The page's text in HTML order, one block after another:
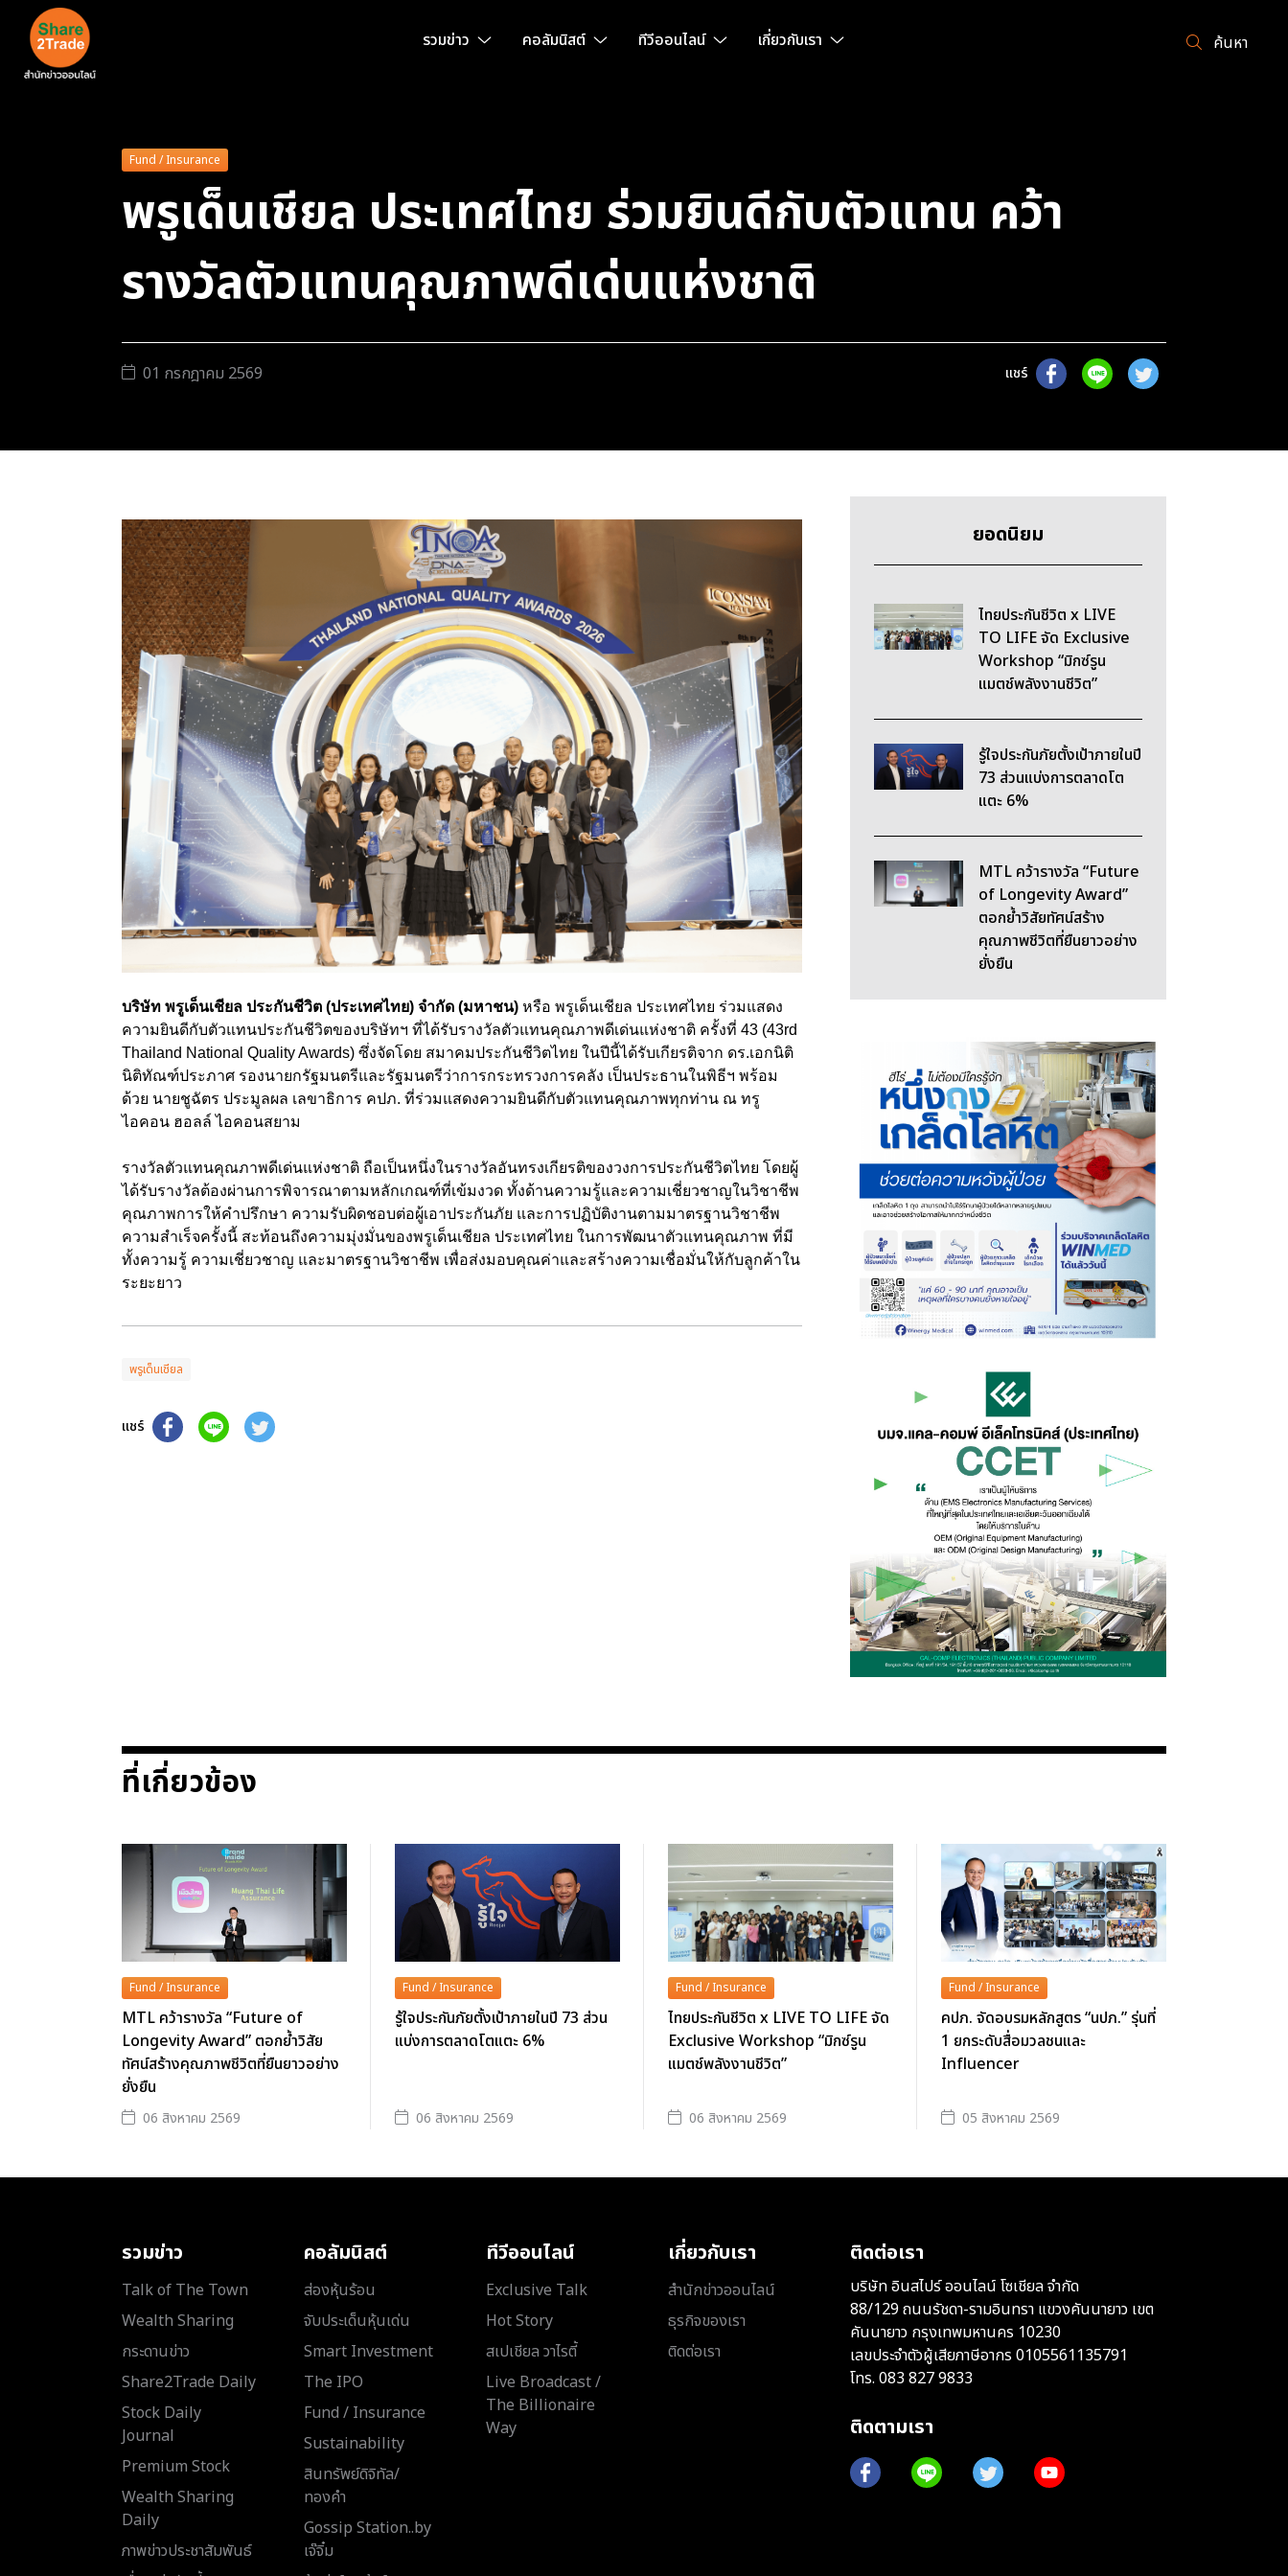
รวมข่าว คอลัมนิสต์ ทีวีออนไลน์ เกี่ยวกับเรา ค้นหา
Fund / Insurance
พรูเด็นเชียล ประเทศไทย ร่วมยินดีกับตัวแทน คว้า
รางวัลตัวแทนคุณภาพดีเด่นแห่งชาติ
01 กรกฎาคม 2569 แชร์
บริษัท พรูเด็นเชียล ประกันชีวิต (ประเทศไทย) จำกัด (มหาชน) หรือ พรูเด็นเชียล ประเทศไทย ร่วมแสดง
ความยินดีกับตัวแทนประกันชีวิตของบริษัทฯ ที่ได้รับรางวัลตัวแทนคุณภาพดีเด่นแห่งชาติ ครั้งที่ 43 (43rd
Thailand National Quality Awards) ซึ่งจัดโดย สมาคมประกันชีวิตไทย ในปีนี้ได้รับเกียรติจาก ดร.เอกนิติ
นิติทัณฑ์ประภาศ รองนายกรัฐมนตรีและรัฐมนตรีว่าการกระทรวงการคลัง เป็นประธานในพิธีฯ พร้อม
ด้วย นายชูฉัตร ประมูลผล เลขาธิการ คปภ. ที่ร่วมแสดงความยินดีกับตัวแทนคุณภาพทุกท่าน ณ ทรู
ไอคอน ฮอลล์ ไอคอนสยาม
รางวัลตัวแทนคุณภาพดีเด่นแห่งชาติ ถือเป็นหนึ่งในรางวัลอันทรงเกียรติของวงการประกันชีวิตไทย โดยผู้
ได้รับรางวัลต้องผ่านการพิจารณาตามหลักเกณฑ์ที่เข้มงวด ทั้งด้านความรู้และความเชี่ยวชาญในวิชาชีพ
คุณภาพการให้คำปรึกษา ความรับผิดชอบต่อผู้เอาประกันภัย และการปฏิบัติงานตามมาตรฐานวิชาชีพ
ความสำเร็จครั้งนี้ สะท้อนถึงความมุ่งมั่นของพรูเด็นเชียล ประเทศไทย ในการพัฒนาตัวแทนคุณภาพ ที่มี
ทั้งความรู้ ความเชี่ยวชาญ และมาตรฐานวิชาชีพ เพื่อส่งมอบคุณค่าและสร้างความเชื่อมั่นให้กับลูกค้าใน
ระยะยาว
พรูเด็นเชียล
แชร์
ยอดนิยม
ไทยประกันชีวิต x LIVE
TO LIFE จัด Exclusive
Workshop “มิกซ์รูน
แมตช์พลังงานชีวิต”
รู้ใจประกันภัยตั้งเป้าภายในปี
73 ส่วนแบ่งการตลาดโต
แตะ 6%
MTL คว้ารางวัล “Future
of Longevity Award”
ตอกย้ำวิสัยทัศน์สร้าง
คุณภาพชีวิตที่ยืนยาวอย่าง
ยั่งยืน
ที่เกี่ยวข้อง
Fund / Insurance
MTL คว้ารางวัล “Future of
Longevity Award” ตอกย้ำวิสัย
ทัศน์สร้างคุณภาพชีวิตที่ยืนยาวอย่าง
ยั่งยืน
06 สิงหาคม 2569
Fund / Insurance
รู้ใจประกันภัยตั้งเป้าภายในปี 73 ส่วน
แบ่งการตลาดโตแตะ 6%
06 สิงหาคม 2569
Fund / Insurance
ไทยประกันชีวิต x LIVE TO LIFE จัด
Exclusive Workshop “มิกซ์รูน
แมตช์พลังงานชีวิต”
06 สิงหาคม 2569
Fund / Insurance
คปภ. จัดอบรมหลักสูตร “นปภ.” รุ่นที่
1 ยกระดับสื่อมวลชนและ
Influencer
05 สิงหาคม 2569
รวมข่าว
Talk of The Town
Wealth Sharing
กระดานข่าว
Share2Trade Daily
Stock Daily
Journal
Premium Stock
Wealth Sharing
Daily
ภาพข่าวประชาสัมพันธ์
คอลัมนิสต์
ส่องหุ้นร้อน
จับประเด็นหุ้นเด่น
Smart Investment
The IPO
Fund / Insurance
Sustainability
สินทรัพย์ดิจิทัล/
ทองคำ
Gossip Station..by
เจ๊จิ๋ม
ทีวีออนไลน์
Exclusive Talk
Hot Story
สเปเชียล วาไรตี้
Live Broadcast /
The Billionaire
Way
เกี่ยวกับเรา
สำนักข่าวออนไลน์
ธุรกิจของเรา
ติดต่อเรา
ติดต่อเรา
บริษัท อินสไปร์ ออนไลน์ โซเชียล จำกัด
88/129 ถนนรัชดา-รามอินทรา แขวงคันนายาว เขต
คันนายาว กรุงเทพมหานคร 10230
เลขประจำตัวผู้เสียภาษีอากร 0105561135791
โทร. 083 827 9833
ติดตามเรา